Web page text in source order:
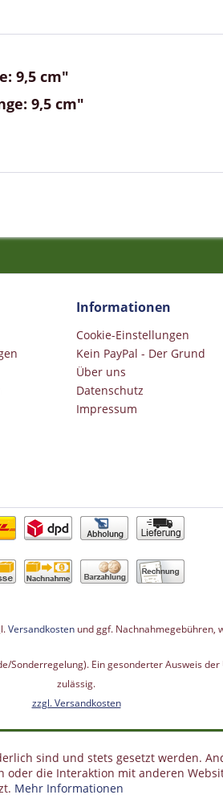
9,5 cm"
9,5 cm"
Informationen
Cookie-Einstellungen
Kein PayPal - Der Grund
Über uns
Datenschutz
Impressum
Versandkostenund ggf. Nachnahmegebühren,
Ein gesonderter Ausweis
zulässig.
zzgl. Versandkosten
sind und stets gesetzt werden.
oder die Interaktion mit anderen
Mehr Informationen